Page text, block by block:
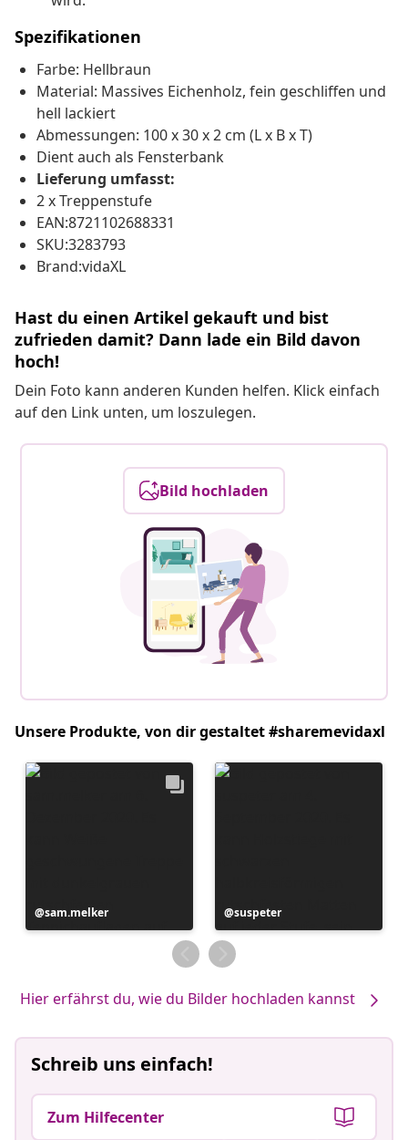
Spezifikationen
Farbe: Hellbraun
Material: Massives Eichenholz, fein geschliffen und
hell lackiert
Abmessungen: 100 x 30 x 2 cm (L x B x T)
Dient auch als Fensterbank
Lieferung umfasst:
2 x Treppenstufe
EAN:8721102688331
SKU:3283793
Brand:vidaXL
Hast du einen Artikel gekauft und bist
zufrieden damit? Dann lade ein Bild davon
hoch!
Dein Foto kann anderen Kunden helfen. Klick einfach
auf den Link unten, um loszulegen.
Bild hochladen
Unsere Produkte, von dir gestaltet #sharemevidaxl
Beitrag
veröffentlicht
sam.melker
Beitrag
veröffentlicht
von
suspeter
Hier erfährst du, wie du Bilder hochladen kannst
Schreib uns einfach!
Zum Hilfecenter